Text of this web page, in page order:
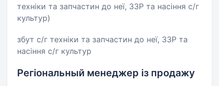
техніки та запчастин до неї, ЗЗР та насіння с/г
культур)
збут с/г техніки та запчастин до неї, ЗЗР та
насіння с/г культур
Регіональный менеджер із продажу